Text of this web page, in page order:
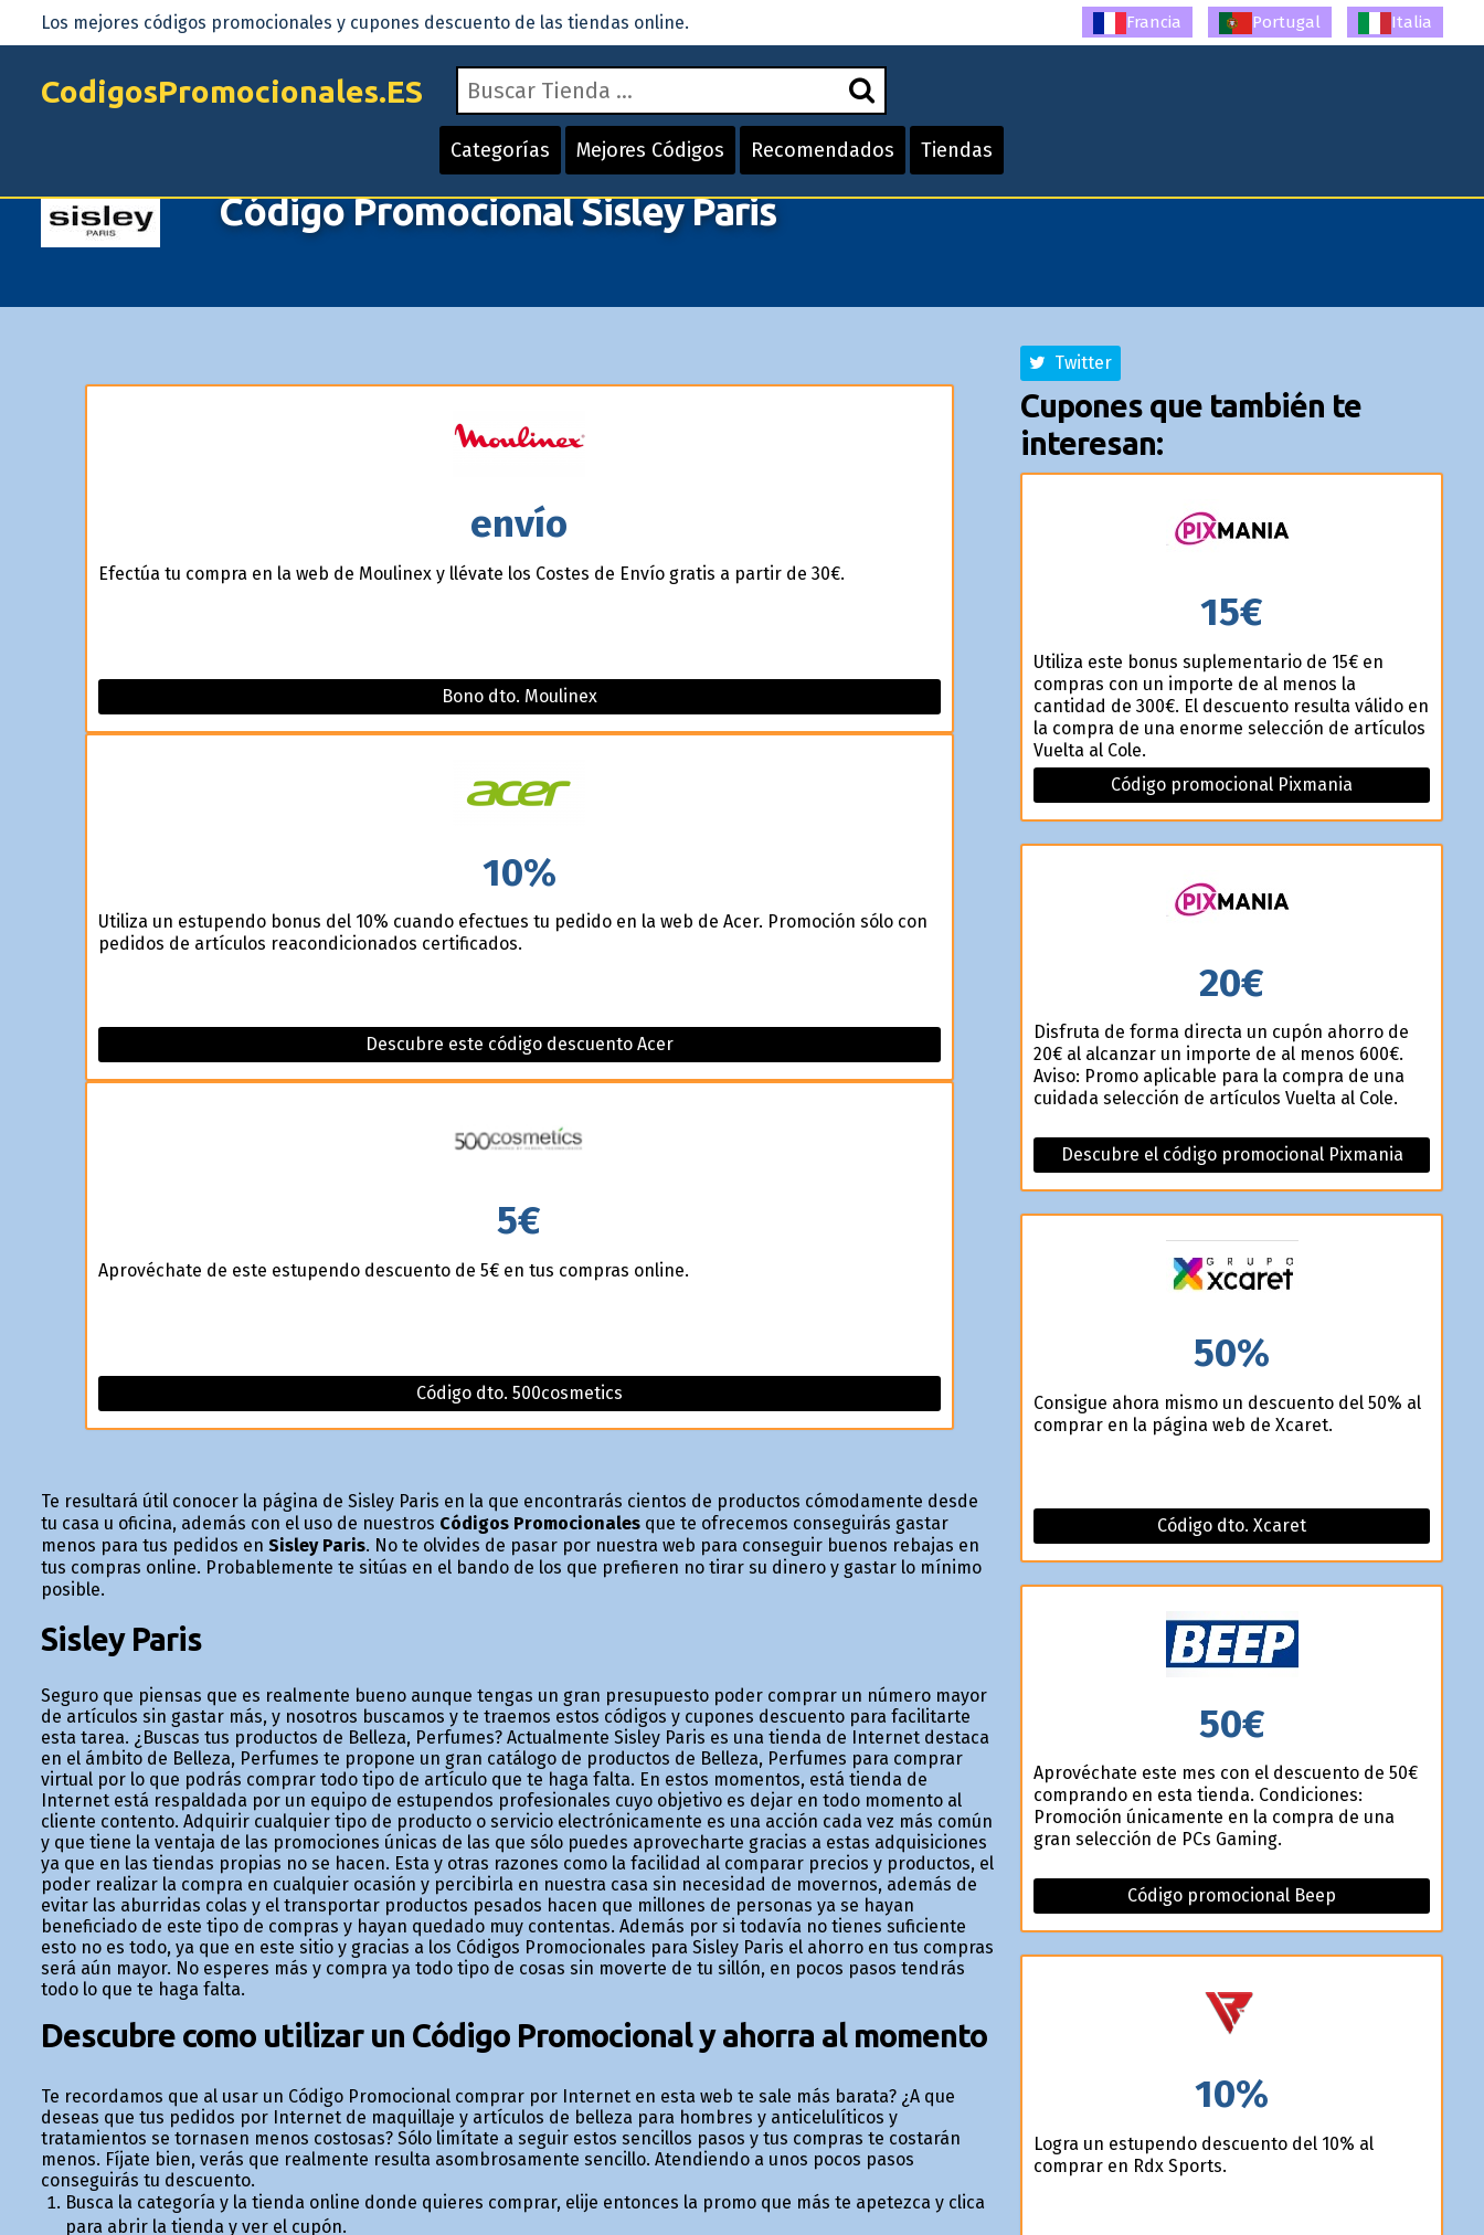
CodigosPromocionales.ES
Categorías Mejores Códigos Recomendados Tiendas
Los mejores códigos promocionales y cupones descuento de las tiendas online. Francia Portugal Italia
Código Promocional Sisley Paris
envío
Efectúa tu compra en la web de Moulinex y llévate los Costes de Envío gratis a partir de 30€.
Bono dto. Moulinex
10%
Utiliza un estupendo bonus del 10% cuando efectues tu pedido en la web de Acer. Promoción sólo con
pedidos de artículos reacondicionados certificados.
Descubre este código descuento Acer
5€
Aprovéchate de este estupendo descuento de 5€ en tus compras online.
Código dto. 500cosmetics
Te resultará útil conocer la página de Sisley Paris en la que encontrarás cientos de productos cómodamente desde
tu casa u oficina, además con el uso de nuestros Códigos Promocionalesque te ofrecemos conseguirás gastar
menos para tus pedidos en Sisley Paris. No te olvides de pasar por nuestra web para conseguir buenos rebajas en
tus compras online. Probablemente te sitúas en el bando de los que prefieren no tirar su dinero y gastar lo mínimo
posible.
Sisley Paris
Seguro que piensas que es realmente bueno aunque tengas un gran presupuesto poder comprar un número mayor
de artículos sin gastar más, y nosotros buscamos y te traemos estos códigos y cupones descuento para facilitarte
esta tarea. ¿Buscas tus productos de Belleza, Perfumes? Actualmente Sisley Paris es una tienda de Internet destaca
en el ámbito de Belleza, Perfumes te propone un gran catálogo de productos de Belleza, Perfumes para comprar
virtual por lo que podrás comprar todo tipo de artículo que te haga falta. En estos momentos, está tienda de
Internet está respaldada por un equipo de estupendos profesionales cuyo objetivo es dejar en todo momento al
cliente contento. Adquirir cualquier tipo de producto o servicio electrónicamente es una acción cada vez más común
y que tiene la ventaja de las promociones únicas de las que sólo puedes aprovecharte gracias a estas adquisiciones
ya que en las tiendas propias no se hacen. Esta y otras razones como la facilidad al comparar precios y productos, el
poder realizar la compra en cualquier ocasión y percibirla en nuestra casa sin necesidad de movernos, además de
evitar las aburridas colas y el transportar productos pesados hacen que millones de personas ya se hayan
beneficiado de este tipo de compras y hayan quedado muy contentas. Además por si todavía no tienes suficiente
esto no es todo, ya que en este sitio y gracias a los Códigos Promocionales para Sisley Paris el ahorro en tus compras
será aún mayor. No esperes más y compra ya todo tipo de cosas sin moverte de tu sillón, en pocos pasos tendrás
todo lo que te haga falta.
Descubre como utilizar un Código Promocional y ahorra al momento
Te recordamos que al usar un Código Promocional comprar por Internet en esta web te sale más barata? ¿A que
deseas que tus pedidos por Internet de maquillaje y artículos de belleza para hombres y anticelulíticos y
tratamientos se tornasen menos costosas? Sólo limítate a seguir estos sencillos pasos y tus compras te costarán
menos. Fíjate bien, verás que realmente resulta asombrosamente sencillo. Atendiendo a unos pocos pasos
conseguirás tu descuento.
Busca la categoría y la tienda online donde quieres comprar, elije entonces la promo que más te apetezca y clica
para abrir la tienda y ver el cupón.
Twitter
Cupones que también te
interesan:
15€
Utiliza este bonus suplementario de 15€ en
compras con un importe de al menos la
cantidad de 300€. El descuento resulta válido en
la compra de una enorme selección de artículos
Vuelta al Cole.
Código promocional Pixmania
20€
Disfruta de forma directa un cupón ahorro de
20€ al alcanzar un importe de al menos 600€.
Aviso: Promo aplicable para la compra de una
cuidada selección de artículos Vuelta al Cole.
Descubre el código promocional Pixmania
50%
Consigue ahora mismo un descuento del 50% al
comprar en la página web de Xcaret.
Código dto. Xcaret
50€
Aprovéchate este mes con el descuento de 50€
comprando en esta tienda. Condiciones:
Promoción únicamente en la compra de una
gran selección de PCs Gaming.
Código promocional Beep
10%
Logra un estupendo descuento del 10% al
comprar en Rdx Sports.